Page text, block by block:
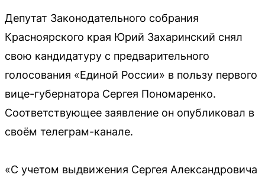
Депутат Законодательного собрания
Красноярского края Юрий Захаринский снял
свою кандидатуру с предварительного
голосования «Единой России» в пользу первого
вице-губернатора Сергея Пономаренко.
Соответствующее заявление он опубликовал в
своём телеграм-канале.
«С учетом выдвижения Сергея Александровича